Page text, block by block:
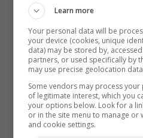
mezz’ombra luminosa
mattino e protezione
pomeriggio. Chi
ha il vantaggio di
facilmente in zone più
o del giardino. Per gli
Learn more
Your personal data will be
your device (cookies, unique
data) may be stored by,
partners, or used specifically by
may use precise geolocation
Some vendors may process
of legitimate interest, which you
your options below. Look for a
or in the site menu to manage or
and cookie settings.